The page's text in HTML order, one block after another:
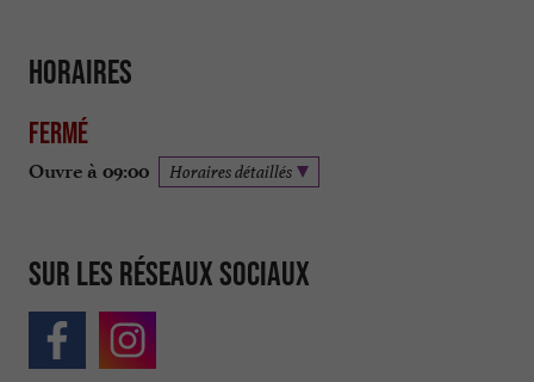
Horaires
Fermé
Ouvre à 09:00 Horaires détaillés
Sur les réseaux sociaux